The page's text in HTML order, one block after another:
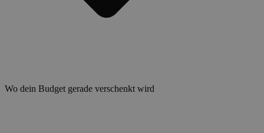
Wo dein Budget gerade verschenkt wird